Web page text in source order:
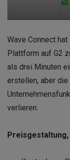
Wave Connect
Plattform auf G2
als drei Minuten
erstellen, aber
verlieren.
Preisgestaltung,